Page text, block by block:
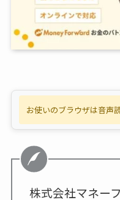
お使いのブラウザは音声
株式会社マネー